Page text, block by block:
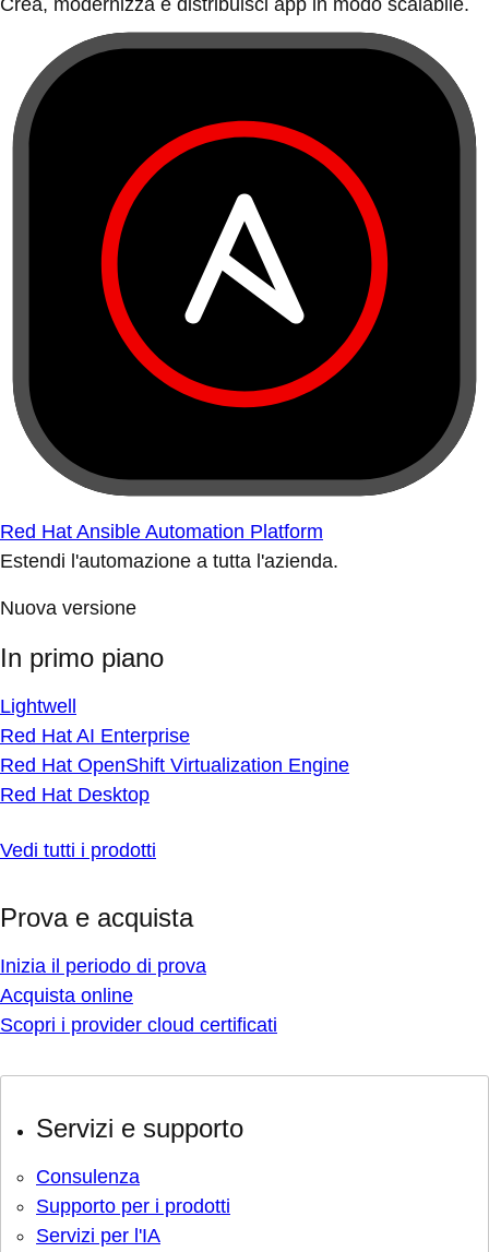
Crea, modernizza e distribuisci app in modo scalabile.
Red Hat Ansible Automation Platform
Estendi l'automazione a tutta l'azienda.
Nuova versione
In primo piano
Lightwell
Red Hat AI Enterprise
Red Hat OpenShift Virtualization Engine
Red Hat Desktop
Vedi tutti i prodotti
Prova e acquista
Inizia il periodo di prova
Acquista online
Scopri i provider cloud certificati
Servizi e supporto
Consulenza
Supporto per i prodotti
Servizi per l'IA